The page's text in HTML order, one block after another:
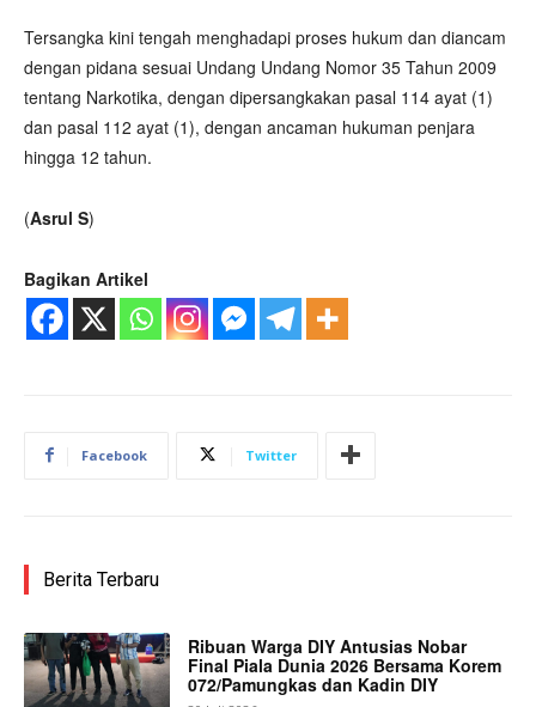
Tersangka kini tengah menghadapi proses hukum dan diancam
dengan pidana sesuai Undang Undang Nomor 35 Tahun 2009
tentang Narkotika, dengan dipersangkakan pasal 114 ayat (1)
dan pasal 112 ayat (1), dengan ancaman hukuman penjara
hingga 12 tahun.
(Asrul S)
Bagikan Artikel
Facebook Twitter
Berita Terbaru
Ribuan Warga DIY Antusias Nobar
Final Piala Dunia 2026 Bersama Korem
072/Pamungkas dan Kadin DIY